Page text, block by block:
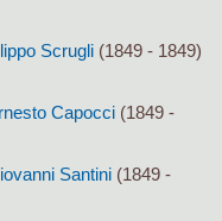
Scrugli (1849 - 1849)
Capocci (1849 -
Santini (1849 -